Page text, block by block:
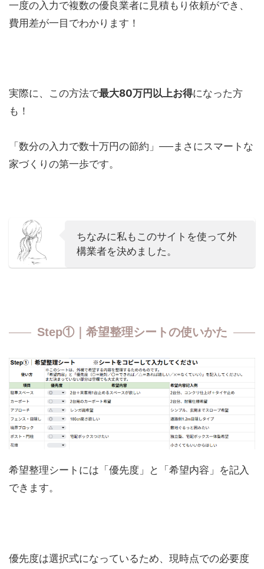
一度の入力で複数の優良業者に見積もり依頼ができ、
費用差が一目でわかります！
実際に、この方法で最大80万円以上お得になった方
も！
「数分の入力で数十万円の節約」──まさにスマートな
家づくりの第一歩です。
ちなみに私もこのサイトを使って外
構業者を決めました。
Step①｜希望整理シートの使いかた
希望整理シートには「優先度」と「希望内容」を記入
できます。
優先度は選択式になっているため、現時点での必要度